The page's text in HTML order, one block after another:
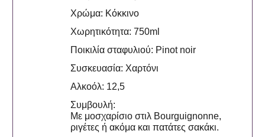
Χρώμα: Κόκκινο
Χωρητικότητα: 750ml
Ποικιλία σταφυλιού: Pinot noir
Συσκευασία: Χαρτόνι
Αλκοόλ: 12,5
Συμβουλή:
Με μοσχαρίσιο στιλ Bourguignonne,
ριγέτες ή ακόμα και πατάτες σακάκι.